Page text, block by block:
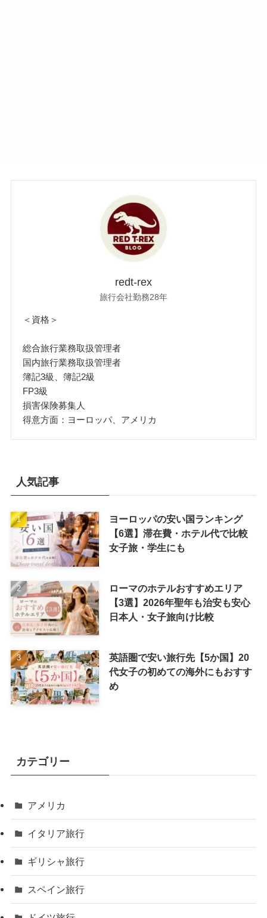
redt-rex
旅行会社勤務28年
＜資格＞
総合旅行業務取扱管理者
国内旅行業務取扱管理者
簿記3級、簿記2級
FP3級
損害保険募集人
得意方面：ヨーロッパ、アメリカ
人気記事
ヨーロッパの安い国ランキング
【6選】滞在費・ホテル代で比較
女子旅・学生にも
ローマのホテルおすすめエリア
【3選】2026年聖年も治安も安心
日本人・女子旅向け比較
英語圏で安い旅行先【5か国】20
代女子の初めての海外にもおすす
め
カテゴリー
アメリカ
イタリア旅行
ギリシャ旅行
スペイン旅行